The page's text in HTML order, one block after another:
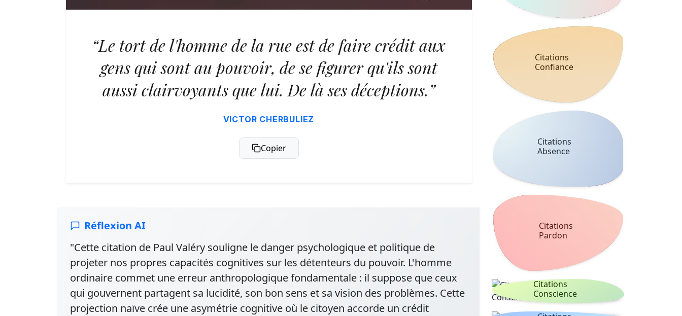
“Le tort de l'homme de la rue est de faire crédit aux
gens qui sont au pouvoir, de se figurer qu'ils sont
aussi clairvoyants que lui. De là ses déceptions.”
VICTOR CHERBULIEZ
Copier
Réflexion AI
"Cette citation de Paul Valéry souligne le danger psychologique et politique de
projeter nos propres capacités cognitives sur les détenteurs du pouvoir. L'homme
ordinaire commet une erreur anthropologique fondamentale : il suppose que ceux
qui gouvernent partagent sa lucidité, son bon sens et sa vision des problèmes. Cette
projection naïve crée une asymétrie cognitive où le citoyen accorde un crédit
Citations
Confiance
Citations
Absence
Citations
Pardon
Citations
Conscience